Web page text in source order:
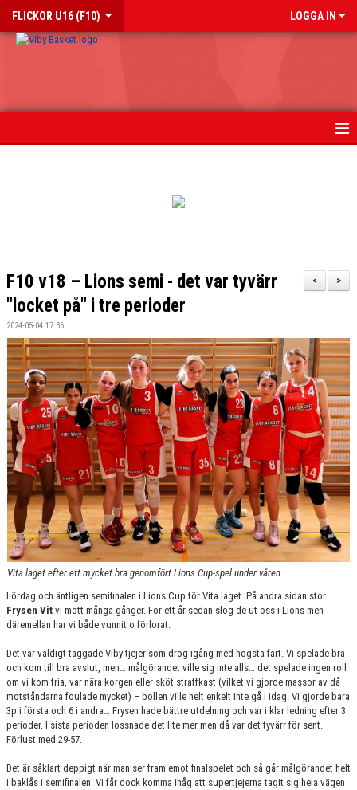
FLICKOR U16 (F10) LOGGA IN
TRUPPEN
BILDGALLERI 2018-2023
BILDGALLERI 2024 O FRAMÅT
DOKUMENT
KONTAKT
BEAT-THE-PRO
CUPRESULTAT
>
<
F10 v18 – Lions semi - det var tyvärr
"locket på" i tre perioder
2024-05-04 17:36
Vita laget efter ett mycket bra genomfört Lions Cup-spel under våren
Lördag och äntligen semifinalen i Lions Cup för Vita laget. På andra sidan stor
Frysen Vit vi mött många gånger. För ett år sedan slog de ut oss i Lions men
däremellan har vi både vunnit o förlorat.
Det var väldigt taggade Viby-tjejer som drog igång med högsta fart. Vi spelade bra
och kom till bra avslut, men… målgörandet ville sig inte alls… det spelade ingen roll
om vi kom fria, var nära korgen eller sköt straffkast (vilket vi gjorde massor av då
motståndarna foulade mycket) – bollen ville helt enkelt inte gå i idag. Vi gjorde bara
3p i första och 6 i andra… Frysen hade bättre utdelning och var i klar ledning efter 3
perioder. I sista perioden lossnade det lite mer men då var det tyvärr för sent.
Förlust med 29-57.
Det är såklart deppigt när man ser fram emot finalspelet och så går målgörandet helt
i baklås i semifinalen. Vi får dock komma ihåg att supertjejerna tagit sig hela vägen